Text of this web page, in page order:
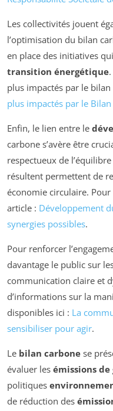
Les collectivités jouent
l’optimisation du bilan
en place des initiatives
transition énergétique
plus impactés par le bilan
plus impactés par le
Enfin, le lien entre le
carbone s’avère être
respectueux de
résultent permettent de
économie circulaire.
article : Développement
synergies possibles.
Pour renforcer
davantage le public sur
communication claire et
d’informations sur la
disponibles ici : La
sensibiliser pour agir.
Le bilan carbone se
évaluer les émissions
politiques
de réduction des